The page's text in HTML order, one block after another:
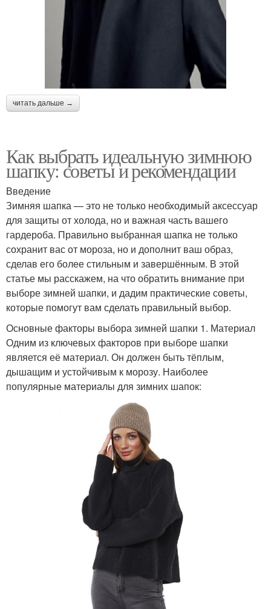
читать дальше →
Как выбрать идеальную зимнюю
шапку: советы и рекомендации
Введение
Зимняя шапка — это не только необходимый аксессуар
для защиты от холода, но и важная часть вашего
гардероба. Правильно выбранная шапка не только
сохранит вас от мороза, но и дополнит ваш образ,
сделав его более стильным и завершённым. В этой
статье мы расскажем, на что обратить внимание при
выборе зимней шапки, и дадим практические советы,
которые помогут вам сделать правильный выбор.
Основные факторы выбора зимней шапки 1. Материал
Одним из ключевых факторов при выборе шапки
является её материал. Он должен быть тёплым,
дышащим и устойчивым к морозу. Наиболее
популярные материалы для зимних шапок: